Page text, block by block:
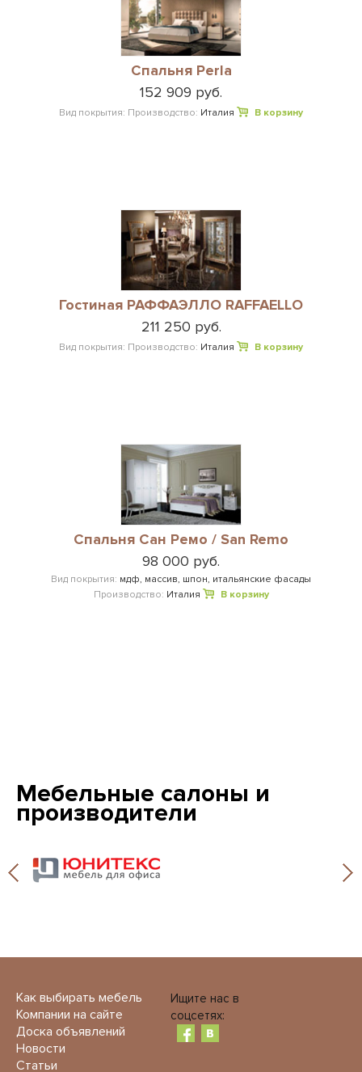
Спальня Perla
152 909 руб.
Вид покрытия: Производство: Италия В корзину
Гостиная РАФФАЭЛЛО RAFFAELLO
211 250 руб.
Вид покрытия: Производство: Италия В корзину
Cпальня Сан Ремо / San Remo
98 000 руб.
Вид покрытия: мдф, массив, шпон, итальянские фасады
Производство: Италия В корзину
Мебельные салоны и
производители
Как выбирать мебель
Компании на сайте
Доска объявлений
Новости
Статьи
Ищите нас в
соцсетях: